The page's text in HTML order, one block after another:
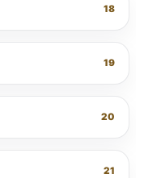
18
19
20
21